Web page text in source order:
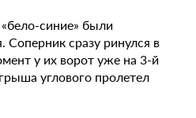
синие» были
сразу ринулся в
у их ворот уже на 3-й
углового пролетел